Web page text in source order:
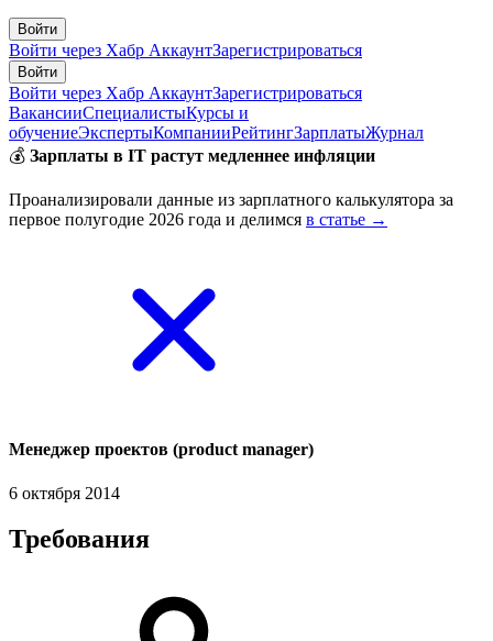
Войти
Войти через Хабр АккаунтЗарегистрироваться
Войти
Войти через Хабр АккаунтЗарегистрироваться
ВакансииСпециалистыКурсы и
обучениеЭкспертыКомпанииРейтингЗарплатыЖурнал
💰 Зарплаты в IT растут медленнее инфляции
Проанализировали данные из зарплатного калькулятора за
первое полугодие 2026 года и делимся в статье →
Менеджер проектов (product manager)
6 октября 2014
Требования